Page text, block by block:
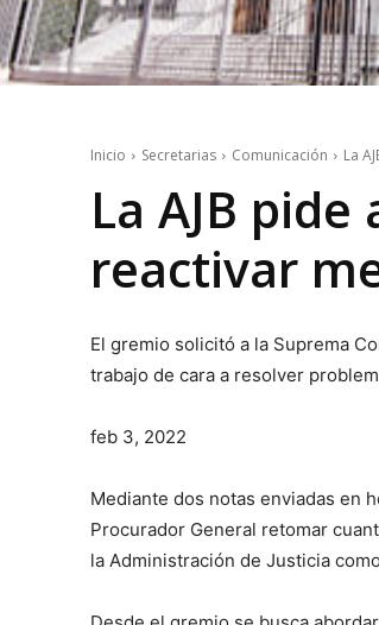
Inicio Secretarias Comunicación La
La AJB
reactivar
El gremio solicitó a la Suprema
trabajo de cara a resolver
feb 3, 2022
Mediante dos notas enviadas en
Procurador General retomar
la Administración de Justicia